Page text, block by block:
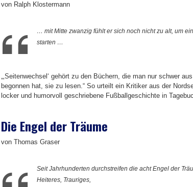
von Ralph Klostermann
… mit Mitte zwanzig fühlt er sich noch nicht zu alt, um
starten …
„‚Seitenwechsel‘ gehört zu den Büchern, die man nur schwer
begonnen hat, sie zu lesen.“ So urteilt ein Kritiker aus der
locker und humorvoll geschriebene Fußballgeschichte in
Die Engel der Träume
von Thomas Graser
Seit Jahrhunderten durchstreifen die acht Engel der
Heiteres, Trauriges,